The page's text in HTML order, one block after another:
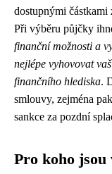
dostupnými částkami
Při výběru půjčky
finanční možnosti a
nejlépe vyhovovat
finančního hlediska.
smlouvy, zejména
sankce za pozdní
Pro koho jsou